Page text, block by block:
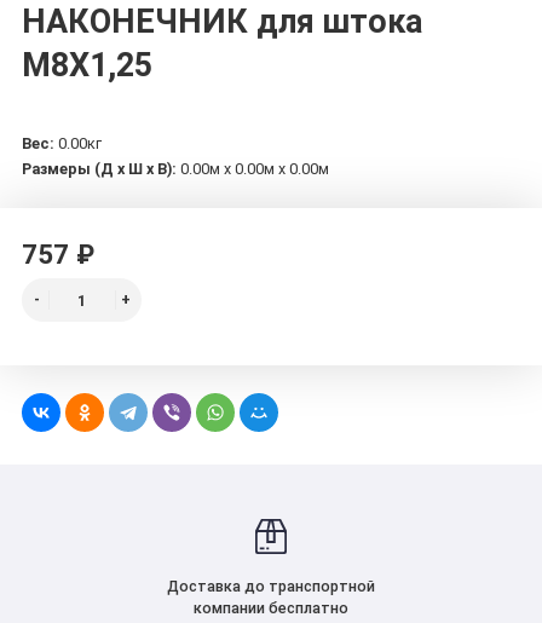
НАКОНЕЧНИК для штока
M8Х1,25
Вес: 0.00кг
Размеры (Д х Ш х В): 0.00м x 0.00м x 0.00м
757 ₽
Доставка до транспортной
компании бесплатно